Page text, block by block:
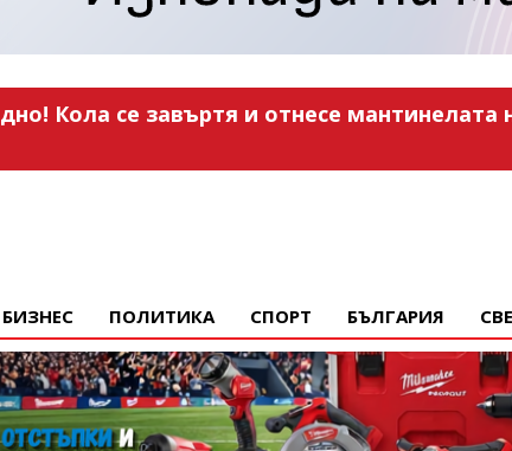
Кола се завъртя и отнесе
БИЗНЕС ПОЛИТИКА СПОРТ БЪЛГАРИЯ